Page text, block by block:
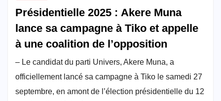
Présidentielle 2025 : Akere Muna
lance sa campagne à Tiko et appelle
à une coalition de l’opposition
– Le candidat du parti Univers, Akere Muna, a
officiellement lancé sa campagne à Tiko le samedi 27
septembre, en amont de l’élection présidentielle du 12